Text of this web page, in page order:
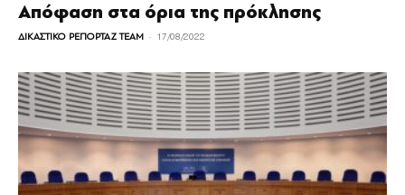
Απόφαση στα όρια της πρόκλησης
ΔΙΚΑΣΤΙΚΟ ΡΕΠΟΡΤΑΖ TEAM - 17/08/2022